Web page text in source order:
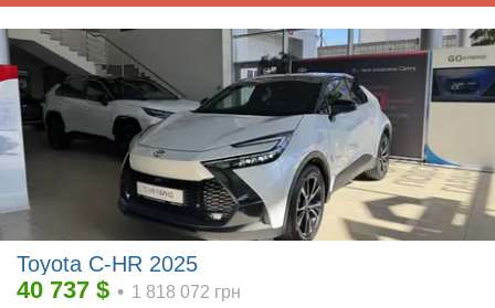
Toyota C-HR 2025
40 737 $ • 1 818 072 грн